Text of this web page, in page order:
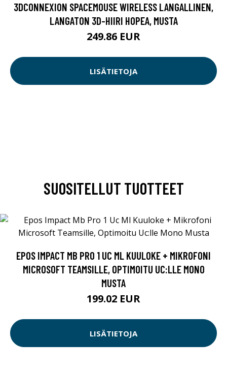
3DCONNEXION SPACEMOUSE WIRELESS LANGALLINEN,
LANGATON 3D-HIIRI HOPEA, MUSTA
249.86 EUR
LISÄTIETOJA
SUOSITELLUT TUOTTEET
EPOS IMPACT MB PRO 1 UC ML KUULOKE + MIKROFONI
MICROSOFT TEAMSILLE, OPTIMOITU UC:LLE MONO
MUSTA
199.02 EUR
LISÄTIETOJA